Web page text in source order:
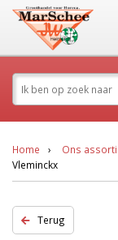
Home Ons
Vleminckx
Terug